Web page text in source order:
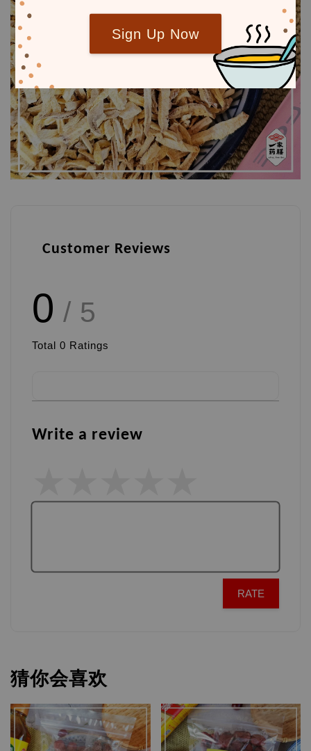
Sign Up Now
Customer Reviews
0 / 5
Total 0 Ratings
Write a review
RATE
猜你会喜欢